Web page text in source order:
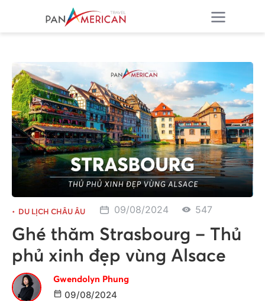
DU LỊCH CHÂU ÂU 09/08/2024 547
Ghé thăm Strasbourg – Thủ
phủ xinh đẹp vùng Alsace
Gwendolyn Phung
09/08/2024